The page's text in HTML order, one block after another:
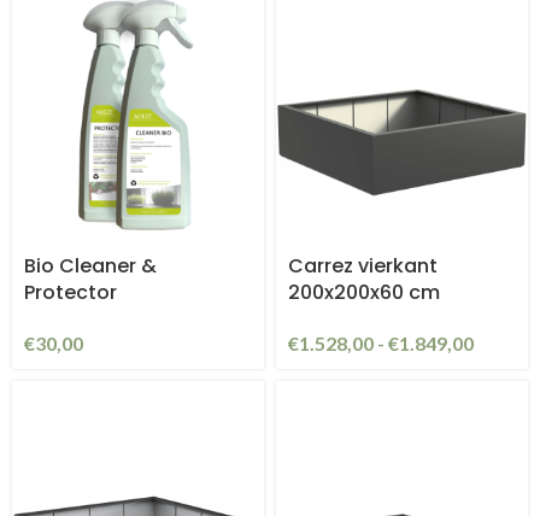
Bio Cleaner &
Protector
€30,00
Carrez vierkant
200x200x60 cm
€1.528,00 - €1.849,00